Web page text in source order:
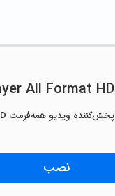
All Format HD
پخش‌کننده ویدیو همه‌فرمت HD
نصب